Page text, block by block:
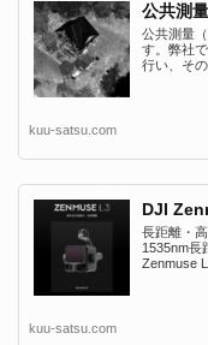
公共測
公共測量
す。弊社
行い、そ
kuu-satsu.com
DJI
長距離・
1535nm長
Zenmuse
kuu-satsu.com